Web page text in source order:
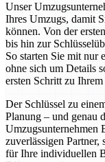
Unser
Ihres Umzugs, damit
können. Von der
bis hin zur
So starten Sie mit nur
ohne sich um Details
ersten Schritt zu
Der Schlüssel zu
Planung – und genau
Umzugsunternehmen
zuverlässigen Partner,
für Ihre individuellen